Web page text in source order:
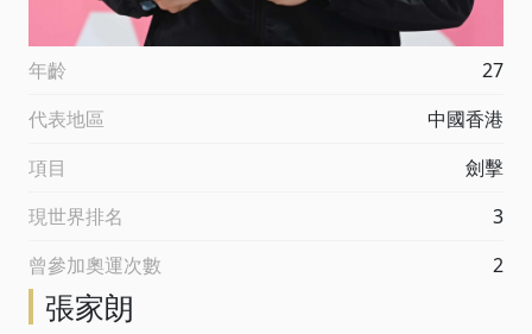
年齡
27
代表地區
中國香港
項目
劍擊
現世界排名
3
曾參加奧運次數
2
張家朗